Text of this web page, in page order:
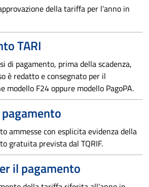
della tariffa per l’anno in
TARI
di pagamento, prima della scadenza,
è redatto e consegnato per il
modello F24 oppure modello PagoPA.
ammesse con esplicita evidenza della
gratuita prevista dal TQRIF.
il pagamento